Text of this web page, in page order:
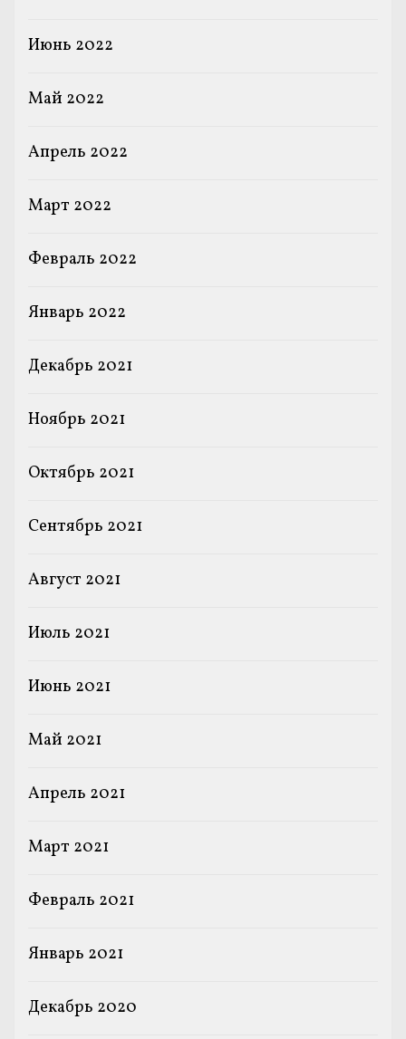
Июнь 2022
Май 2022
Апрель 2022
Март 2022
Февраль 2022
Январь 2022
Декабрь 2021
Ноябрь 2021
Октябрь 2021
Сентябрь 2021
Август 2021
Июль 2021
Июнь 2021
Май 2021
Апрель 2021
Март 2021
Февраль 2021
Январь 2021
Декабрь 2020